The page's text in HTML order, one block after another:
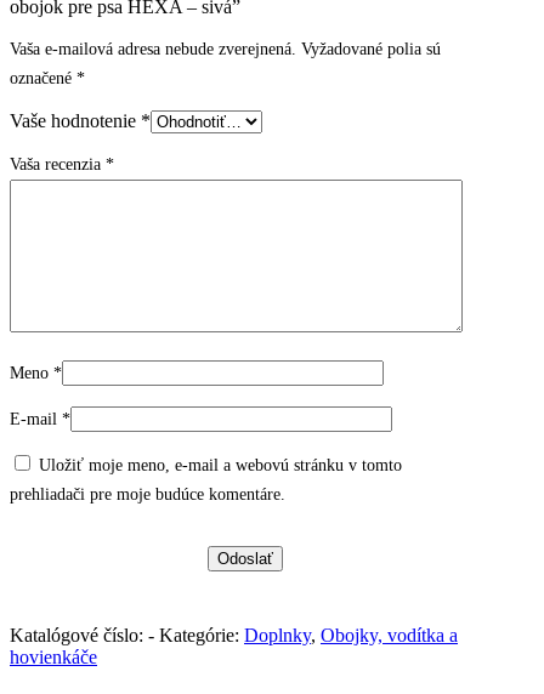
obojok pre psa HEXA – sivá”
Vaša e-mailová adresa nebude zverejnená. Vyžadované polia sú
označené *
Vaše hodnotenie *
Vaša recenzia *
Meno *
E-mail *
Uložiť moje meno, e-mail a webovú stránku v tomto
prehliadači pre moje budúce komentáre.
Katalógové číslo: - Kategórie: Doplnky, Obojky, vodítka a
hovienkáče